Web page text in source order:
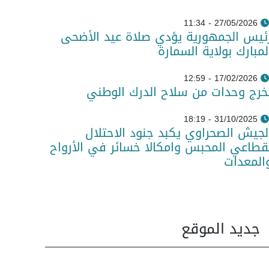
27/05/2026 - 11:34
الجمهورية يؤدي صلاة عيد الأضحى
بولاية السمارة
17/02/2026 - 12:59
وحدات من سلاح الدرك الوطني
31/10/2025 - 18:19
الصحراوي يكبد جنود الاحتلال
المحبس وامكالا خسائر في الأرواح
جديد الموقع